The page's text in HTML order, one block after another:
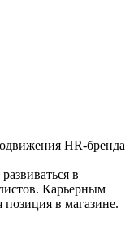
HR-бренда
в
Карьерным
позиция в магазине.